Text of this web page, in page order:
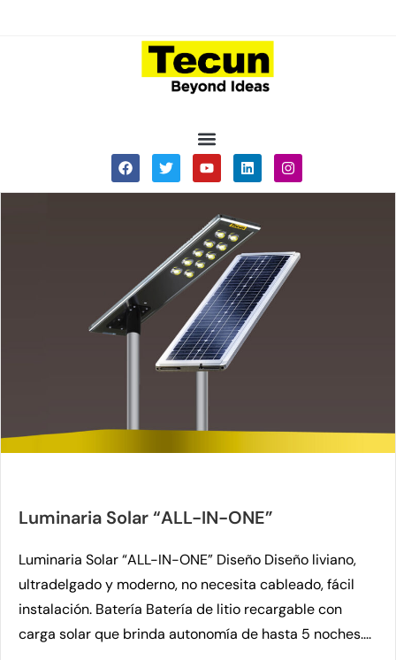
Luminaria Solar “ALL-IN-ONE”
Luminaria Solar “ALL-IN-ONE” Diseño Diseño liviano,
ultradelgado y moderno, no necesita cableado, fácil
instalación. Batería Batería de litio recargable con
carga solar que brinda autonomía de hasta 5 noches....